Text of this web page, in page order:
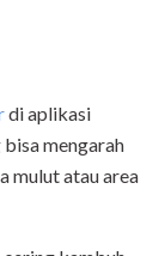
di aplikasi
mengarah
mulut atau area